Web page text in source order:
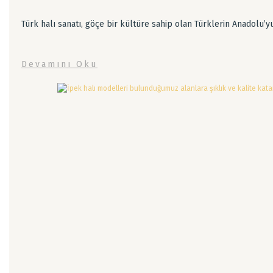
Türk halı sanatı, göçe bir kültüre sahip olan Türklerin
Devamını Oku